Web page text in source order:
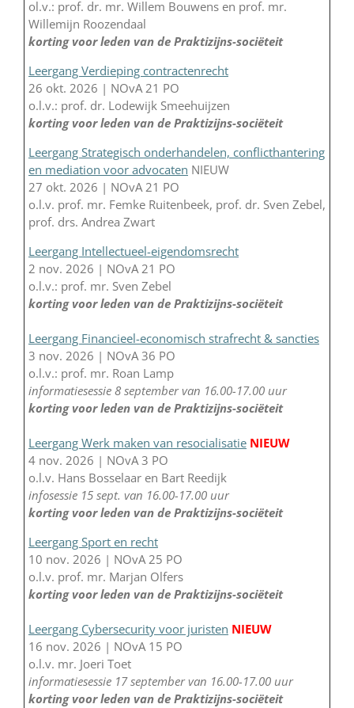
ol.v.: prof. dr. mr. Willem Bouwens en prof. mr.
Willemijn Roozendaal
korting voor leden van de Praktizijns-sociëteit
Leergang Verdieping contractenrecht
26 okt. 2026 | NOvA 21 PO
o.l.v.: prof. dr. Lodewijk Smeehuijzen
korting voor leden van de Praktizijns-sociëteit
Leergang Strategisch onderhandelen, conflicthantering
en mediation voor advocaten NIEUW
27 okt. 2026 | NOvA 21 PO
o.l.v. prof. mr. Femke Ruitenbeek, prof. dr. Sven Zebel,
prof. drs. Andrea Zwart
Leergang Intellectueel-eigendomsrecht
2 nov. 2026 | NOvA 21 PO
o.l.v.: prof. mr. Sven Zebel
korting voor leden van de Praktizijns-sociëteit
Leergang Financieel-economisch strafrecht & sancties
3 nov. 2026 | NOvA 36 PO
o.l.v.: prof. mr. Roan Lamp
informatiesessie 8 september van 16.00-17.00 uur
korting voor leden van de Praktizijns-sociëteit
Leergang Werk maken van resocialisatie NIEUW
4 nov. 2026 | NOvA 3 PO
o.l.v. Hans Bosselaar en Bart Reedijk
infosessie 15 sept. van 16.00-17.00 uur
korting voor leden van de Praktizijns-sociëteit
Leergang Sport en recht
10 nov. 2026 | NOvA 25 PO
o.l.v. prof. mr. Marjan Olfers
korting voor leden van de Praktizijns-sociëteit
Leergang Cybersecurity voor juristen NIEUW
16 nov. 2026 | NOvA 15 PO
o.l.v. mr. Joeri Toet
informatiesessie 17 september van 16.00-17.00 uur
korting voor leden van de Praktizijns-sociëteit